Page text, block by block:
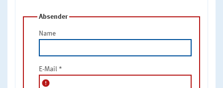
Absender
Name
E-Mail *
error